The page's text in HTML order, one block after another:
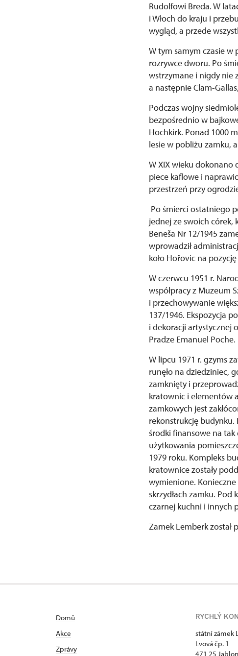
Rudolfowi Breda. W
i Włoch do kraju i
wygląd, a przede
W tym samym czasie
rozrywce dworu. Po
wstrzymane i nigdy nie
a następnie Clam-
Podczas wojny
bezpośrednio w
Hochkirk. Ponad 1000
lesie w pobliżu zamku,
W XIX wieku dokonano
piece kaflowe i
przestrzeń przy
Po śmierci ostatniego
jednej ze swoich córek,
Beneša Nr 12/1945
wprowadził
koło Hořovic na
W czerwcu 1951 r.
współpracy z Muzeum
i przechowywanie
137/1946. Ekspozycja
i dekoracji artystycznej
Pradze Emanuel Poche.
W lipcu 1971 r. gzyms
runęło na dziedziniec,
zamknięty i
kratownic i elementów
zamkowych jest
rekonstrukcję budynku.
środki finansowe na
użytkowania
1979 roku. Kompleks
kratownice zostały
wymienione.
skrzydłach zamku.
czarnej kuchni i innych
Zamek Lemberk
Domů
Akce
Zprávy
RYCHLÝ
státní zámek
Lvová čp. 1
471 25